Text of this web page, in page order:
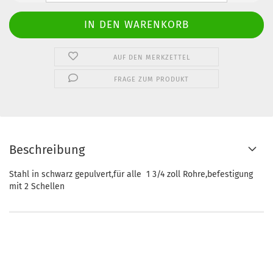
AUF DEN MERKZETTEL
FRAGE ZUM PRODUKT
Beschreibung
Stahl in schwarz gepulvert,für alle 1 3/4 zoll Rohre,befestigung
mit 2 Schellen